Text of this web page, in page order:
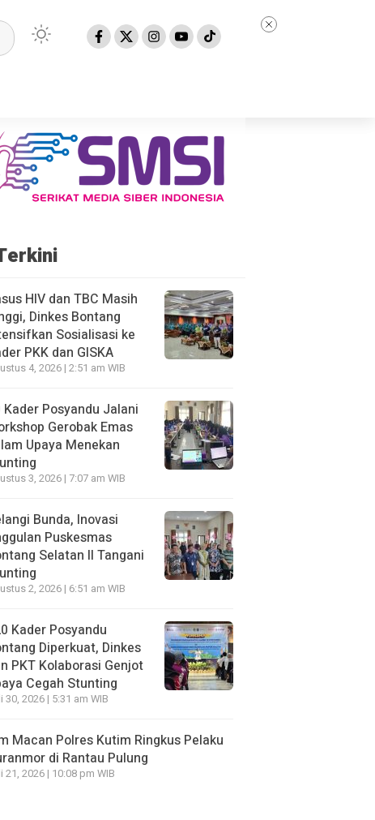
HIV dan TBC Masih
Dinkes Bontang
Sosialisasi ke
PKK dan GISKA
4, 2026 | 2:51 am WIB
Kader Posyandu Jalani
Gerobak Emas
Upaya Menekan
3, 2026 | 7:07 am WIB
Bunda, Inovasi
Puskesmas
Selatan II Tangani
2, 2026 | 6:51 am WIB
Kader Posyandu
Diperkuat, Dinkes
PKT Kolaborasi Genjot
Cegah Stunting
30, 2026 | 5:31 am WIB
Macan Polres Kutim Ringkus Pelaku
di Rantau Pulung
21, 2026 | 10:08 pm WIB